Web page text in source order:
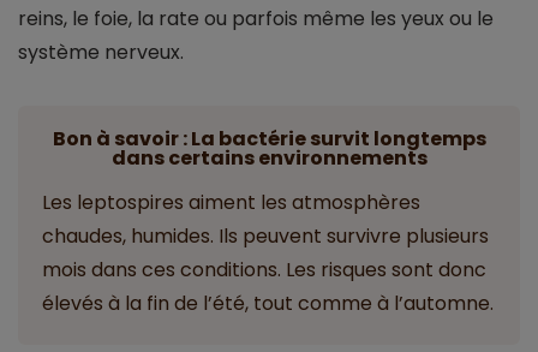
reins, le foie, la rate ou parfois même les yeux ou le
système nerveux.
Bon à savoir : La bactérie survit longtemps
dans certains environnements
Les leptospires aiment les atmosphères
chaudes, humides. Ils peuvent survivre plusieurs
mois dans ces conditions. Les risques sont donc
élevés à la fin de l’été, tout comme à l’automne.